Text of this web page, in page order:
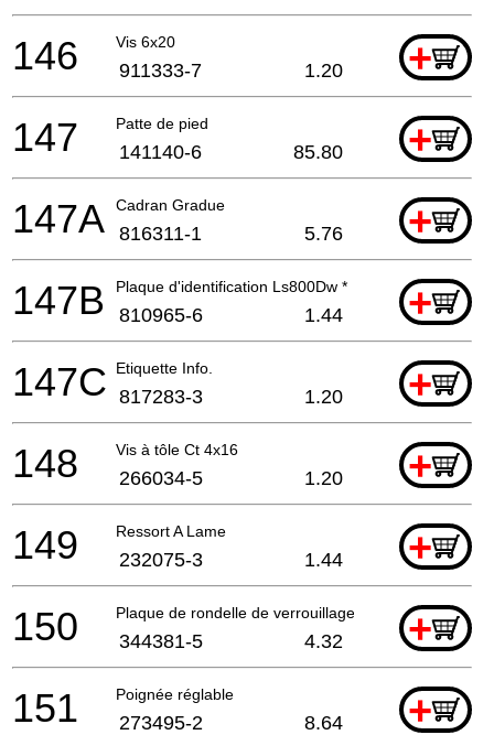
Vis 6x20 +
146 911333-7 1.20
Patte de pied +
147 141140-6 85.80
Cadran Gradue +
147A 816311-1 5.76
Plaque d'identification Ls800Dw * +
147B 810965-6 1.44
Etiquette Info. +
147C 817283-3 1.20
Vis à tôle Ct 4x16 +
148 266034-5 1.20
Ressort A Lame +
149 232075-3 1.44
Plaque de rondelle de verrouillage +
150 344381-5 4.32
Poignée réglable +
151 273495-2 8.64